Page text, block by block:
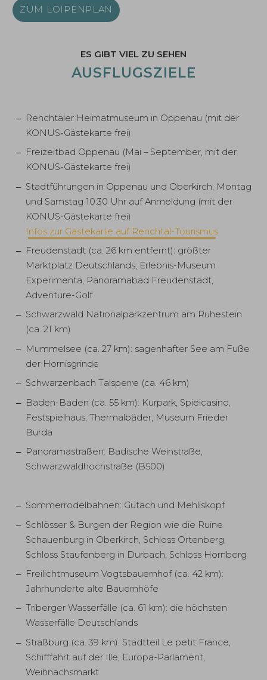
ZUM LOIPENPLAN
ES GIBT VIEL ZU SEHEN
AUSFLUGSZIELE
Renchtäler Heimatmuseum in Oppenau (mit der
KONUS-Gästekarte frei)
Freizeitbad Oppenau (Mai – September, mit der
KONUS-Gästekarte frei)
Stadtführungen in Oppenau und Oberkirch, Montag
und Samstag 10:30 Uhr auf Anmeldung (mit der
KONUS-Gästekarte frei)
Infos zur Gästekarte auf Renchtal-Tourismus
Freudenstadt (ca. 26 km entfernt): größter
Marktplatz Deutschlands, Erlebnis-Museum
Experimenta, Panoramabad Freudenstadt,
Adventure-Golf
Schwarzwald Nationalparkzentrum am Ruhestein
(ca. 21 km)
Mummelsee (ca. 27 km): sagenhafter See am Fuße
der Hornisgrinde
Schwarzenbach Talsperre (ca. 46 km)
Baden-Baden (ca. 55 km): Kurpark, Spielcasino,
Festspielhaus, Thermalbäder, Museum Frieder
Burda
Panoramastraßen: Badische Weinstraße,
Schwarzwaldhochstraße (B500)
Sommerrodelbahnen: Gutach und Mehliskopf
Schlösser & Burgen der Region wie die Ruine
Schauenburg in Oberkirch, Schloss Ortenberg,
Schloss Staufenberg in Durbach, Schloss Hornberg
Freilichtmuseum Vogtsbauernhof (ca. 42 km):
Jahrhunderte alte Bauernhöfe
Triberger Wasserfälle (ca. 61 km): die höchsten
Wasserfälle Deutschlands
Straßburg (ca. 39 km): Stadtteil Le petit France,
Schifffahrt auf der Ille, Europa-Parlament,
Weihnachsmarkt